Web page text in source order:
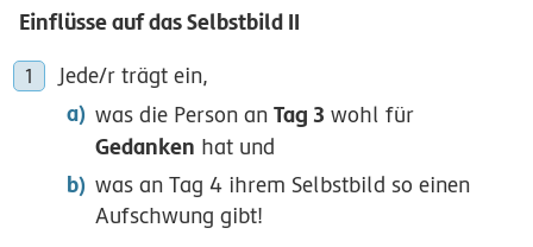
Einflüsse auf das Selbstbild II
Jede/r trägt ein,
was die Person an Tag 3 wohl für
Gedanken hat und
was an Tag 4 ihrem Selbstbild so einen
Aufschwung gibt!